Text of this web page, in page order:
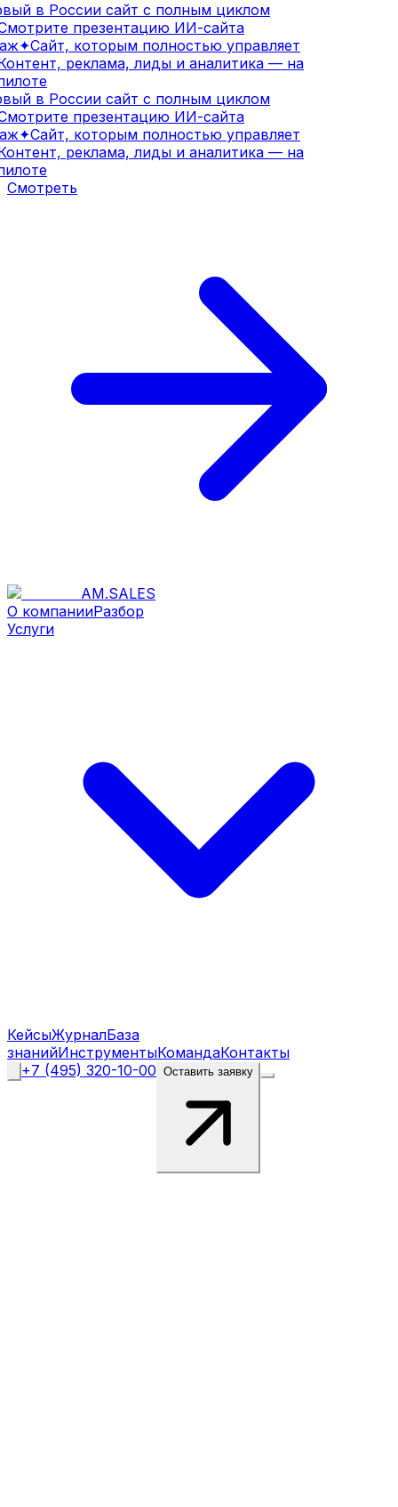
в России сайт с полным циклом
презентацию ИИ-сайта
✦Сайт, которым полностью управляет
реклама, лиды и аналитика — на
в России сайт с полным циклом
презентацию ИИ-сайта
✦Сайт, которым полностью управляет
реклама, лиды и аналитика — на
Смотреть
AM.SALES
О компанииРазбор
Услуги
КейсыЖурналБаза
знанийИнструментыКомандаКонтакты
+7 (495) 320-10-00 Оставить заявку